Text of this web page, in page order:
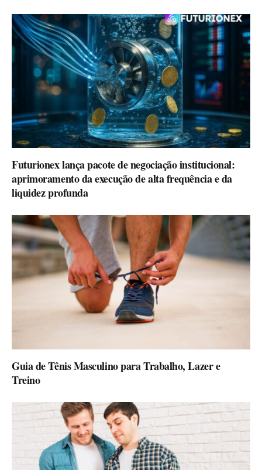
Futurionex lança pacote de negociação institucional:
aprimoramento da execução de alta frequência e da
liquidez profunda
Guia de Tênis Masculino para Trabalho, Lazer e
Treino